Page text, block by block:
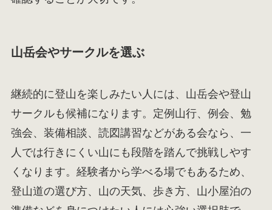
山岳会やサークルを選ぶ
継続的に登山を楽しみたい人には、山岳会や登山
サークルも候補になります。定例山行、例会、勉
強会、装備相談、読図講習などがある会なら、一
人では行きにくい山にも段階を踏んで挑戦しやす
くなります。経験者から学べる場でもあるため、
登山道の選び方、山の天気、歩き方、山小屋泊の